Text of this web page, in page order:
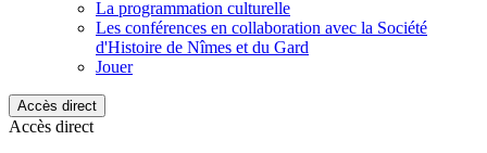
La programmation culturelle
Les conférences en collaboration avec la Société
d'Histoire de Nîmes et du Gard
Jouer
Accès direct
Accès direct